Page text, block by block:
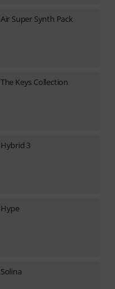
Air Super Synth Pack
The Keys Collection
Hybrid 3
Hype
Solina